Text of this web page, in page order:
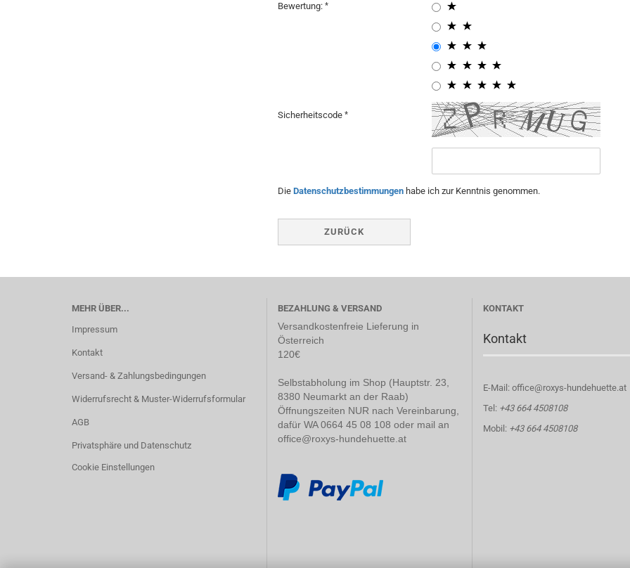
Bewertung:
Sicherheitscode
Die Datenschutzbestimmungenhabe ich zur Kenntnis genommen.
ZURÜCK
MEHR ÜBER...
Impressum
Kontakt
Versand- & Zahlungsbedingungen
Widerrufsrecht & Muster-Widerrufsformular
AGB
Privatsphäre und Datenschutz
Cookie Einstellungen
BEZAHLUNG & VERSAND
Versandkostenfreie Lieferung in
Österreich
120€
Selbstabholung im Shop (Hauptstr. 23,
8380 Neumarkt an der Raab)
Öffnungszeiten NUR nach Vereinbarung,
dafür WA 0664 45 08 108 oder mail an
office@roxys-hundehuette.at
KONTAKT
Kontakt
E-Mail: office@roxys-hundehuette.at
Tel: +43 664 4508108
Mobil: +43 664 4508108